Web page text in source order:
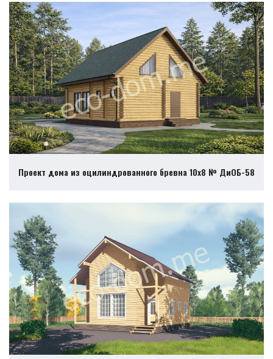
Проект дома из оцилиндрованного бревна 10х8 № ДиОБ-58